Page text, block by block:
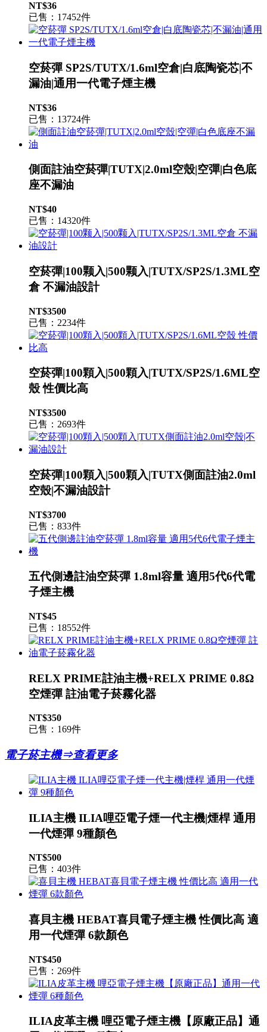
NT$36
已售：17452件
空菸彈 SP2S/TUTX/1.6ml空倉|白底陶瓷芯|不
漏油|通用一代電子煙主機
NT$36
已售：13724件
側面註油空菸彈|TUTX|2.0ml空殼|空彈|白色底
座不漏油
NT$40
已售：14320件
空菸彈|100颗入|500颗入|TUTX/SP2S/1.3ML空
倉 不漏油設計
NT$3500
已售：2234件
空菸彈|100顆入|500顆入|TUTX/SP2S/1.6ML空
殼 性價比高
NT$3500
已售：2693件
空菸彈|100顆入|500顆入|TUTX側面註油2.0ml
空殼|不漏油設計
NT$3700
已售：833件
五代側邊註油空菸彈 1.8ml容量 適用5代6代電
子煙主機
NT$45
已售：18552件
RELX PRIME註油主機+RELX PRIME 0.8Ω
空煙彈 註油電子菸霧化器
NT$350
已售：169件
電子菸主機⇒查看更多
ILIA主機 ILIA哩亞電子煙一代主機|煙桿 通用
一代煙彈 9種顏色
NT$500
已售：403件
喜貝主機 HEBAT喜貝電子煙主機 性價比高 適
用一代煙彈 6款顏色
NT$450
已售：269件
ILIA皮革主機 哩亞電子煙主機【原廠正品】通